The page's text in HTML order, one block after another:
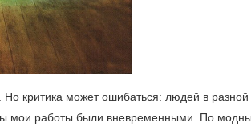
критика может ошибаться: людей в разной
мои работы были вневременными. По